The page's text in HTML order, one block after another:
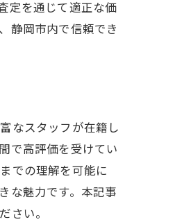
定を通じて適正な価
静岡市内で信頼でき
なスタッフが在籍し
で高評価を受けてい
での理解を可能に
な魅力です。本記事
さい。